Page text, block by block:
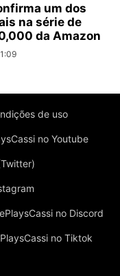
um dos
na série de
da Amazon
de uso
no Youtube
no Discord
no Tiktok